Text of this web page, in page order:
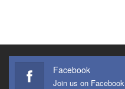
Facebook
Join us on Facebook